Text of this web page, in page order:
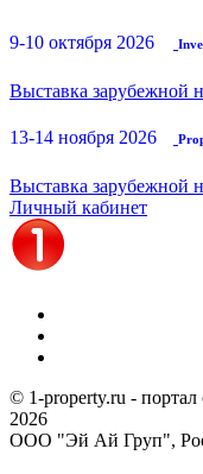
9-10 октября 2026
Выставка зарубежной
13-14 ноября 2026
Выставка зарубежной
Личный кабинет
© 1-property.ru -
2026
ООО "Эй Ай Груп",